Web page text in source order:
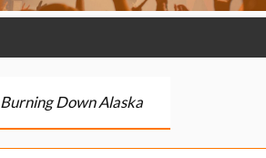
Burning Down Alaska